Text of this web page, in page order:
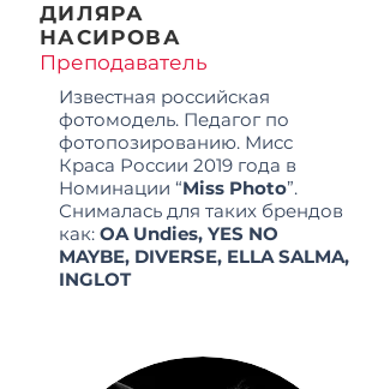
ДИЛЯРА
НАСИРОВА
Преподаватель
Известная российская
фотомодель. Педагог по
фотопозированию. Мисс
Краса России 2019 года в
Номинации “Miss Photo”.
Снималась для таких брендов
как: OA Undies, YES NO
MAYBE, DIVERSE, ELLA SALMA,
INGLOT